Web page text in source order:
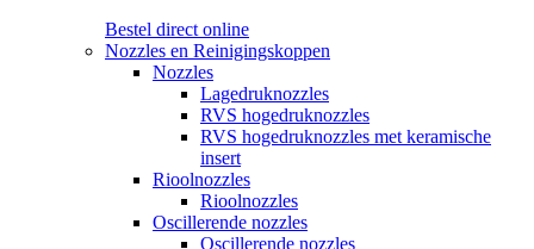
Bestel direct online
Nozzles en Reinigingskoppen
Nozzles
Lagedruknozzles
RVS hogedruknozzles
RVS hogedruknozzles met keramische
insert
Rioolnozzles
Rioolnozzles
Oscillerende nozzles
Oscillerende nozzles